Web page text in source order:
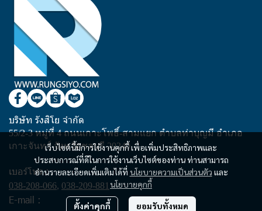
เว็บไซต์นี้มีการใช้งานคุกกี้ เพื่อเพิ่มประสิทธิภาพและ
ประสบการณ์ที่ดีในการใช้งานเว็บไซต์ของท่าน ท่านสามารถ
อ่านรายละเอียดเพิ่มเติมได้ที่ นโยบายความเป็นส่วนตัว และ
นโยบายคุกกี้
ตั้งค่าคุกกี้ ยอมรับทั้งหมด
บริษัท รังสิโย จำกัด
55/2-3 หมู่ที่ 4 ถนนเกาะโพธิ์-สามแยก ตำบลท่าบุญมี อำเภอ
เกาะจันทร์ จังหวัดชลบุรี 20240
เบอร์โทร :
038-208-066, 038-209-881
E-mail :